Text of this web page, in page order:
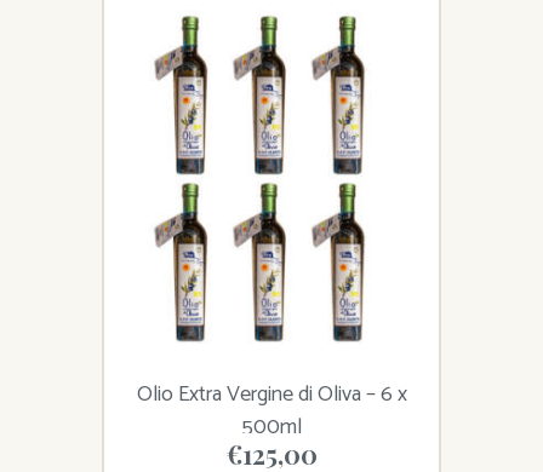
Olio Extra Vergine di Oliva – 6 x
500ml
€125,00